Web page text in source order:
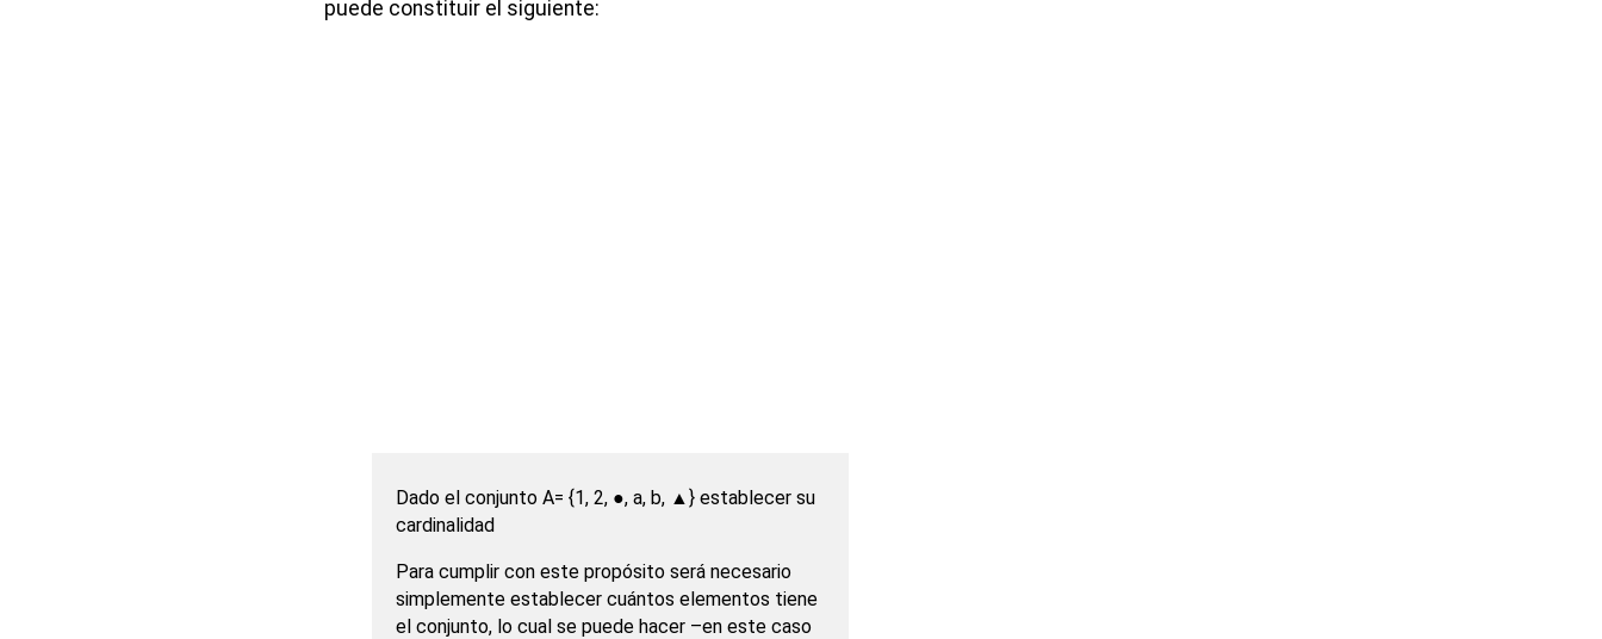
puede constituir el siguiente:
Dado el conjunto A= {1, 2, ●, a, b, ▲} establecer su
cardinalidad
Para cumplir con este propósito será necesario
simplemente establecer cuántos elementos tiene
el conjunto, lo cual se puede hacer –en este caso